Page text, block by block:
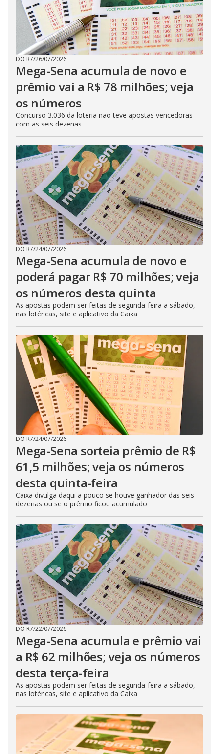
DO R7/26/07/2026
Mega-Sena acumula de novo e
prêmio vai a R$ 78 milhões; veja
os números
Concurso 3.036 da loteria não teve apostas vencedoras
com as seis dezenas
DO R7/24/07/2026
Mega-Sena acumula de novo e
poderá pagar R$ 70 milhões; veja
os números desta quinta
As apostas podem ser feitas de segunda-feira a sábado,
nas lotéricas, site e aplicativo da Caixa
DO R7/24/07/2026
Mega-Sena sorteia prêmio de R$
61,5 milhões; veja os números
desta quinta-feira
Caixa divulga daqui a pouco se houve ganhador das seis
dezenas ou se o prêmio ficou acumulado
DO R7/22/07/2026
Mega-Sena acumula e prêmio vai
a R$ 62 milhões; veja os números
desta terça-feira
As apostas podem ser feitas de segunda-feira a sábado,
nas lotéricas, site e aplicativo da Caixa